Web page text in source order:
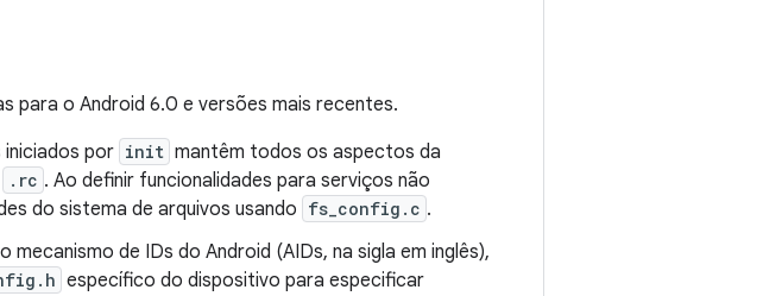
para o Android 6.0 e versões mais recentes.
por init mantêm todos os aspectos da
.rc . Ao definir funcionalidades para serviços não
do sistema de arquivos usando fs_config.c .
de IDs do Android (AIDs, na sigla em inglês),
específico do dispositivo para especificar